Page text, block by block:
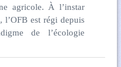
agricole. À l’instar
l’OFB est régi depuis
de l’écologie